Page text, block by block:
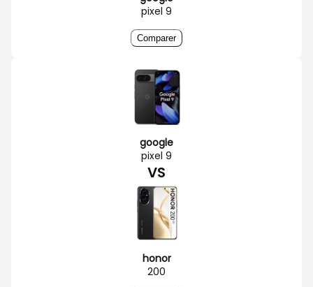
pixel 9
Comparer
google
pixel 9
VS
honor
200